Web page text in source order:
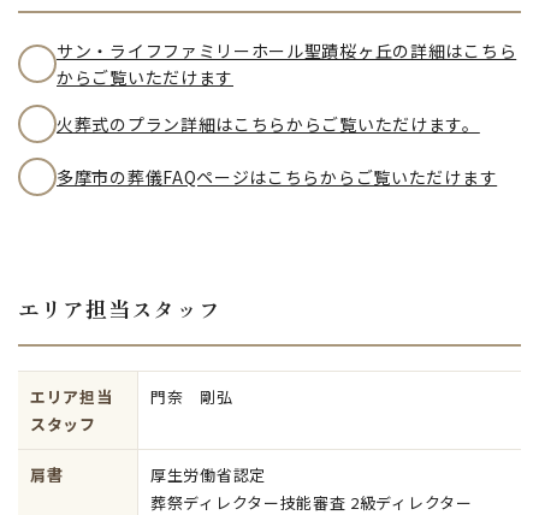
サン・ライフファミリーホール聖蹟桜ヶ丘の詳細はこちら
からご覧いただけます
火葬式のプラン詳細はこちらからご覧いただけます。
多摩市の葬儀FAQページはこちらからご覧いただけます
エリア担当スタッフ
エリア担当
スタッフ
門奈 剛弘
肩書
厚生労働省認定
葬祭ディレクター技能審査 2級ディレクター